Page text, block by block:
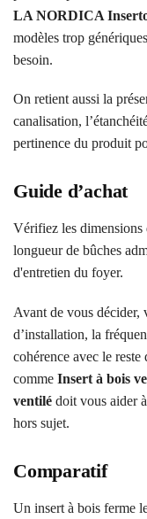
LA NORDICA
modèles trop
besoin.
On retient aussi la
canalisation,
pertinence du produit
Guide d’achat
Vérifiez les dimensions
longueur de bûches
d'entretien du foyer.
Avant de vous décider,
d’installation, la
cohérence avec le
comme Insert à bois
ventilé doit vous aider
hors sujet.
Comparatif
Un insert à bois ferme